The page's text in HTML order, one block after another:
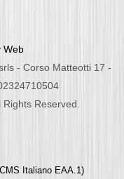
Web
- Corso Matteotti 17 -
Reserved.
Italiano EAA.1)